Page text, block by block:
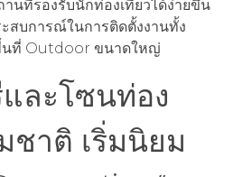
านที่รองรับนักท่องเที่ยวได้ง่ายขึ้น
สบการณ์ในการติดตั้งงานทั้ง
นที่ Outdoor ขนาดใหญ่
ละโซนท่อง
ชาติ เริ่มนิยม